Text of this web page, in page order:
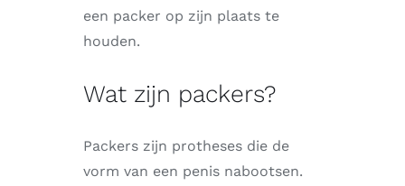
een packer op zijn plaats te
houden.
Wat zijn packers?
Packers zijn protheses die de
vorm van een penis nabootsen.